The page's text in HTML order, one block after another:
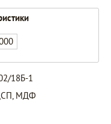
18Б-1
МДФ